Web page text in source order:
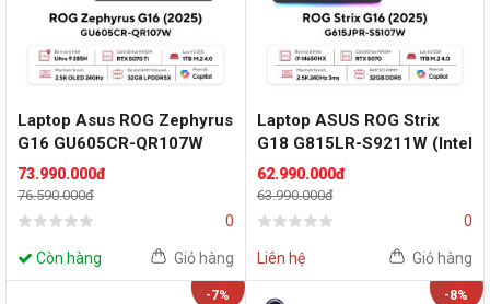
Laptop Asus ROG Zephyrus
G16 GU605CR-QR107W
(Intel Core Ultra 9 285H |
RTX 5070 Ti | 16 inch
WQXGA 240Hz | 32GB |
73.990.000đ
76.590.000đ
0
Còn hàng Giỏ hàng
Laptop ASUS ROG Strix
G18 G815LR-S9211W (Intel
Core Ultra 9 Processor
275HX | RTX 5070 Ti 12GB |
18 inch 2.5K IPS 240Hz |
62.990.000đ
63.990.000đ
0
Liên hệ Giỏ hàng
-7% -8%